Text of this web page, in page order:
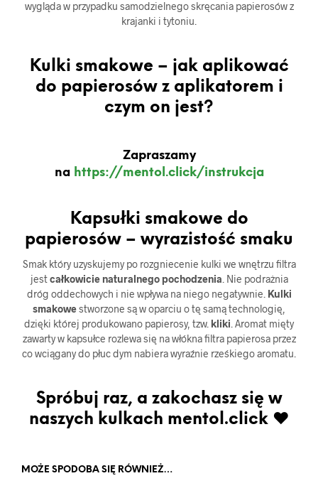
wygląda w przypadku samodzielnego skręcania papierosów z
krajanki i tytoniu.
Kulki smakowe – jak aplikować
do papierosów z aplikatorem i
czym on jest?
Zapraszamy
na https://mentol.click/instrukcja
Kapsułki smakowe do
papierosów – wyrazistość smaku
Smak który uzyskujemy po rozgniecenie kulki we wnętrzu filtra
jestcałkowicie naturalnego pochodzenia . Nie podrażnia
dróg oddechowych i nie wpływa na niego negatywnie. Kulki
smakowestworzone są w oparciu o tę samą technologię,
dzięki której produkowano papierosy, tzw. kliki . Aromat mięty
zawarty w kapsułce rozlewa się na włókna filtra papierosa przez
co wciągany do płuc dym nabiera wyraźnie rześkiego aromatu.
Spróbuj raz, a zakochasz się w
naszych kulkach mentol.click ♥
MOŻE SPODOBA SIĘ RÓWNIEŻ…